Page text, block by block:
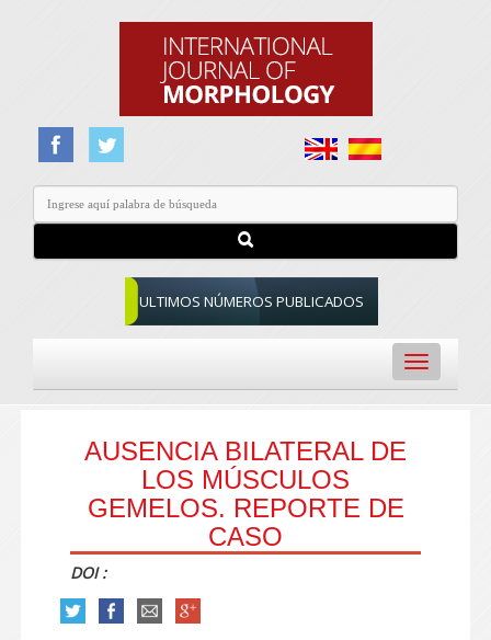
ULTIMOS NÚMEROS PUBLICADOS
Toggle
navigation
AUSENCIA BILATERAL DE
LOS MÚSCULOS
GEMELOS. REPORTE DE
CASO
DOI :